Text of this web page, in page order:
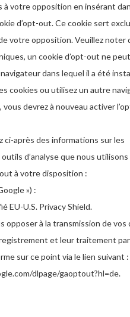
à votre opposition en insérant
d’opt-out. Ce cookie sert
votre opposition. Veuillez noter
un cookie d’opt-out ne
dans lequel il a été
cookies ou utilisez un autre
vous devrez à nouveau activer
ci-après des informations sur les
d’analyse que nous utilisons
à votre disposition :
») :
EU-U.S. Privacy Shield.
opposer à la transmission de vos
et leur traitement
sur ce point via le lien suivant :
dlpage/gaoptout?hl=de.